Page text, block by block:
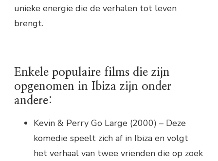
unieke energie die de verhalen tot leven
brengt.
Enkele populaire films die zijn
opgenomen in Ibiza zijn onder
andere:
Kevin & Perry Go Large (2000) – Deze
komedie speelt zich af in Ibiza en volgt
het verhaal van twee vrienden die op zoek